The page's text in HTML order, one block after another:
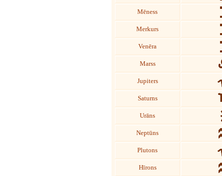
Mēness
Merkurs
Venēra
Marss
Jupiters
Saturns
Urāns
Neptūns
Plutons
Hīrons